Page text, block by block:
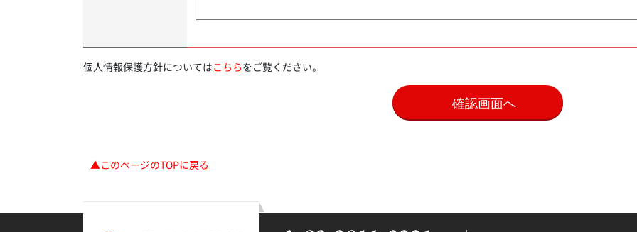
個人情報保護方針についてはこちらをご覧ください。
▲このページのTOPに戻る